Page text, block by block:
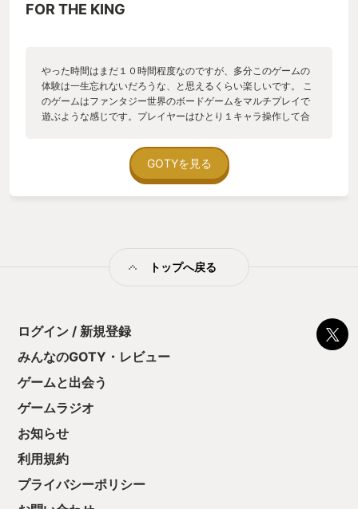
FOR THE KING
やった時間はまだ１０時間程度なのですが、多分このゲームの
体験は一生忘れないだろうな、と思えるくらい楽しいです。 こ
のゲームはファンタジー世界のボードゲームをマルチプレイで
遊ぶような感じです。プレイヤーはひとり１キャラ操作して合
イコロを振り、目標を達成すべく冒険を進めます。 ゲームのグ
ラフィックはしょぼいし、操作性は悪いし、山のように文句が
あるゲームではあるのですが、友人たちとプレイすればそんな
かね？」 B「いや、このワープ使えば飛ばせるから右でいいっ
んだ！蘇生して、お願い！」 こんな感じの会話を繰り返して冒
が、こちらは一人ずつ順番にサイコロ振ってすすむゲームなの
でよりじっくり楽しめます。 私と友人たちはいい年のおじさん
のでなかなか時間が合わず進みは遅いですが、ゆっくり酒飲み
ながら楽しむにはとても良いゲームなので、来年もこのゲーム
GOTYを見る
トップへ戻る
ログイン / 新規登録
みんなのGOTY・レビュー
ゲームと出会う
ゲームラジオ
お知らせ
利用規約
プライバシーポリシー